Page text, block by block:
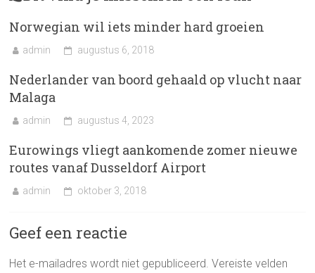
Norwegian wil iets minder hard groeien
admin augustus 6, 2018
Nederlander van boord gehaald op vlucht naar
Malaga
admin augustus 4, 2023
Eurowings vliegt aankomende zomer nieuwe
routes vanaf Dusseldorf Airport
admin oktober 3, 2018
Geef een reactie
Het e-mailadres wordt niet gepubliceerd. Vereiste velden